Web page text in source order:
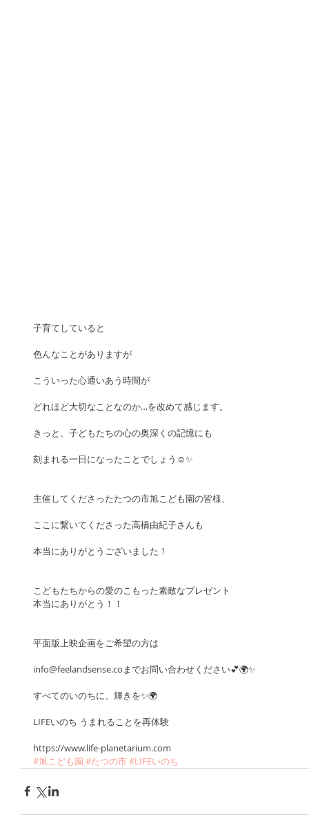
子育てしていると
色んなことがありますが
こういった心通いあう時間が
どれほど大切なことなのか…を改めて感じます。
きっと、子どもたちの心の奥深くの記憶にも
刻まれる一日になったことでしょう☺️✨
主催してくださったたつの市旭こども園の皆様、
ここに繋いてくださった高橋由紀子さんも
本当にありがとうございました！
こどもたちからの愛のこもった素敵なプレゼント
本当にありがとう！！
平面版上映企画をご希望の方は
info@feelandsense.coまでお問い合わせください💕🌍✨
すべてのいのちに、輝きを✨🌍
LIFEいのち うまれることを再体験
https://www.life-planetarium.com
#旭こども園 #たつの市#LIFEいのち